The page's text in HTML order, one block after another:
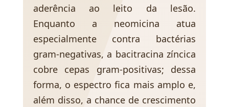
aderência ao leito da lesão.
Enquanto a neomicina atua
especialmente contra bactérias
gram-negativas, a bacitracina zíncica
cobre cepas gram-positivas; dessa
forma, o espectro fica mais amplo e,
além disso, a chance de crescimento